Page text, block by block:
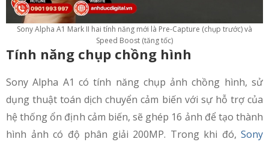
Sony Alpha A1 Mark II hai tính năng mới là Pre-Capture (chụp trước) và
Speed ​​Boost (tăng tốc)
Tính năng chụp chồng hình
Sony Alpha A1 có tính năng chụp ảnh chồng hình, sử
dụng thuật toán dịch chuyển cảm biến với sự hỗ trợ của
hệ thống ổn định cảm biến, sẽ ghép 16 ảnh để tạo thành
hình ảnh có độ phân giải 200MP. Trong khi đó, Sony